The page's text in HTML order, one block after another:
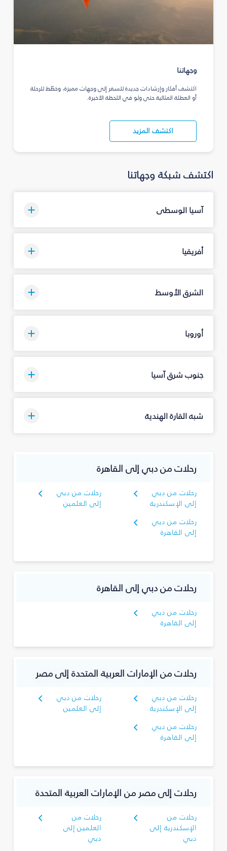
وجهاتنا
اكتشف أفكار وإرشادات جديدة للسفر إلى وجهات مميزة، وخطّط للرحلة
أو العطلة المثالية حتى ولو في اللحظة الأخيرة.
اكتشف المزيد
اكتشف شبكة وجهاتنا
آسيا الوسطى
أفريقيا
الشرق الأوسط
أوروبا
جنوب شرق آسيا
شبه القارة الهندية
رحلات من دبي إلى القاهرة
رحلات من دبي
إلى الإسكندرية
رحلات من دبي
إلى العلمين
رحلات من دبي
إلى القاهرة
رحلات من دبي إلى القاهرة
رحلات من دبي
إلى القاهرة
رحلات من الإمارات العربية المتحدة إلى مصر
رحلات من دبي
إلى الإسكندرية
رحلات من دبي
إلى العلمين
رحلات من دبي
إلى القاهرة
رحلات إلى مصر من الإمارات العربية المتحدة
رحلات من
الإسكندرية إلى
دبي
رحلات من
العلمين إلى
دبي